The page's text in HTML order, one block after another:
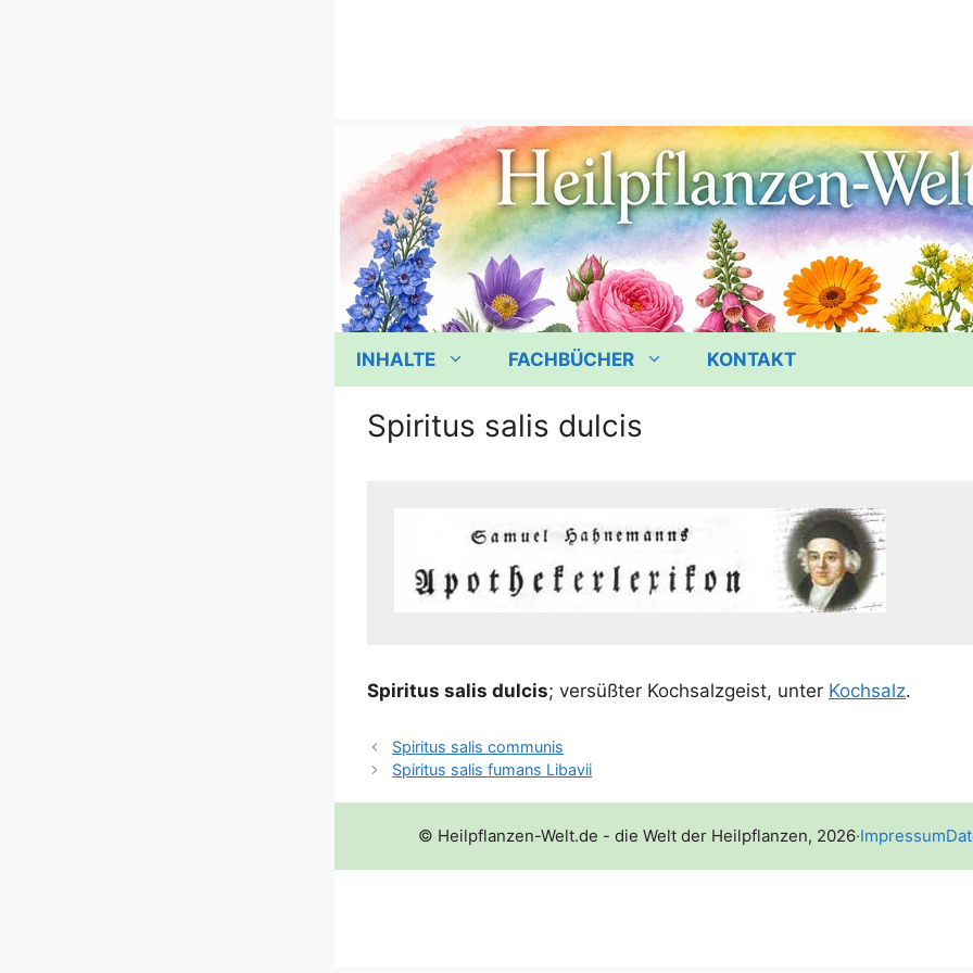
INHALTE FACHBÜCHER KONTAKT
Spiritus salis dulcis
Spi­ri­tus salis dul­cis; ver­süß­ter Koch­salz­geist, unter Koch­salz.
Spiritus salis communis
Spiritus salis fumans Libavii
© Heilpflanzen-Welt.de - die Welt der Heilpflanzen, 2026·Impressum